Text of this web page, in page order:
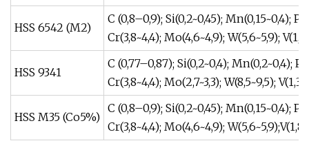
HSS 6542 (M2)
C (0,8–0,9); Si(0,2~0,45); Mn(0,15~0,4);
Cr(3,8~4,4); Mo(4,6~4,9); W(5,6~5,9);
HSS 9341
C (0,77–0,87); Si(0,2~0,4); Mn(0,2~0,4);
Cr(3,8~4,4); Mo(2,7~3,3); W(8,5~9,5);
HSS M35 (Co5%)
C (0,8–0,9); Si(0,2~0,45); Mn(0,15~0,4);
Cr(3,8~4,4); Mo(4,6~4,9);